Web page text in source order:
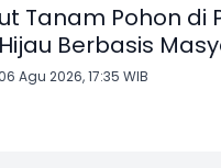
Tanam Pohon di
Berbasis
Agu 2026, 17:35 WIB